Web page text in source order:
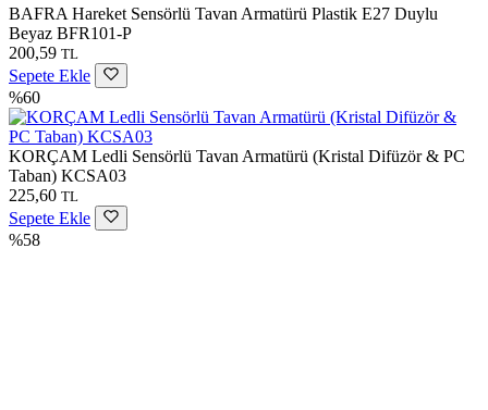
BAFRA Hareket Sensörlü Tavan Armatürü Plastik E27 Duylu
Beyaz BFR101-P
200,59 TL
Sepete Ekle
%60
KORÇAM Ledli Sensörlü Tavan Armatürü (Kristal Difüzör & PC
Taban) KCSA03
225,60 TL
Sepete Ekle
%58